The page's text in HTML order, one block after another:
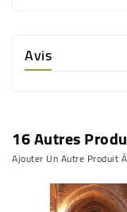
Avis
16 Autres
Ajouter Un Autre Produit